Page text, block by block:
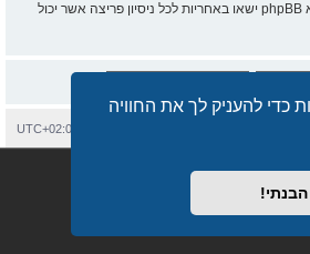
כדי להעניק לך את החוויה
הבנתי!
הפועל באר-שבע | קרייזי רד” ולא phpBB ישאו באחריות לכל ניסיון פריצה אשר יכול
UTC+02:00 קשר
® Forum Software © phpBB Limited